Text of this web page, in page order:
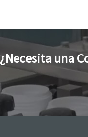
¿Necesita una